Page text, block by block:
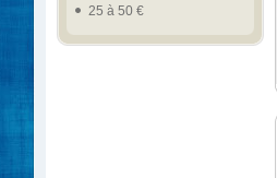
25 à 50 €